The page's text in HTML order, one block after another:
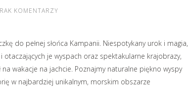
KOMENTARZY
do pełnej słońca Kampanii. Niespotykany urok i magia,
je wyspach oraz spektakularne krajobrazy,
wakacje na jachcie. Poznajmy naturalne piękno wyspy
w najbardziej unikalnym, morskim obszarze